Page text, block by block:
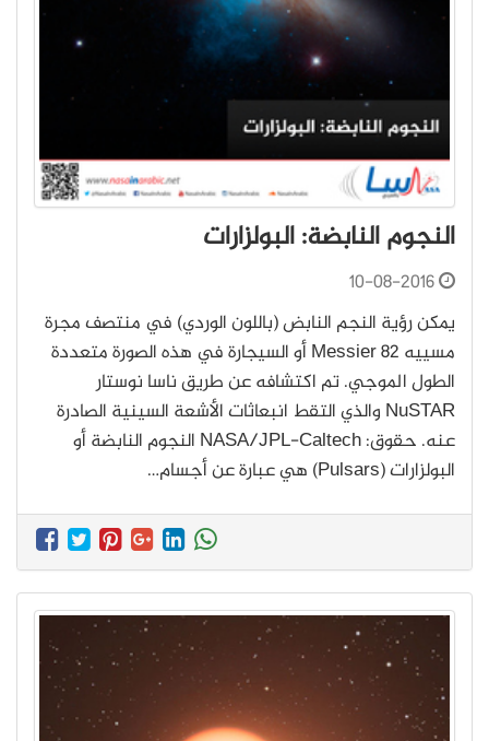
النجوم النابضة: البولزارات
10-08-2016
يمكن رؤية النجم النابض (باللون الوردي) في منتصف مجرة
مسييه Messier 82 أو السيجارة في هذه الصورة متعددة
الطول الموجي. تم اكتشافه عن طريق ناسا نوستار
NuSTAR والذي التقط انبعاثات الأشعة السينية الصادرة
عنه. حقوق: NASA/JPL-Caltech النجوم النابضة أو
البولزارات (Pulsars) هي عبارة عن أجسام…